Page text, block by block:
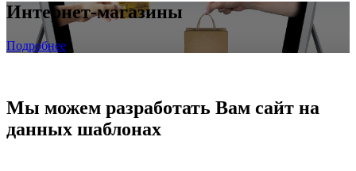
Интернет-магазины
Подробнее
Мы можем разработать Вам сайт на
данных шаблонах